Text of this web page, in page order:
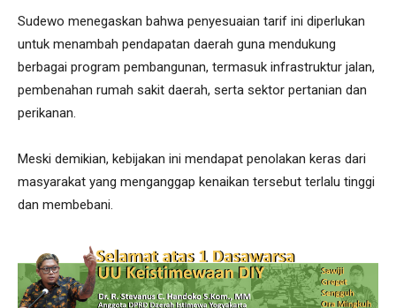
Sudewo menegaskan bahwa penyesuaian tarif ini diperlukan
untuk menambah pendapatan daerah guna mendukung
berbagai program pembangunan, termasuk infrastruktur jalan,
pembenahan rumah sakit daerah, serta sektor pertanian dan
perikanan.
Meski demikian, kebijakan ini mendapat penolakan keras dari
masyarakat yang menganggap kenaikan tersebut terlalu tinggi
dan membebani.